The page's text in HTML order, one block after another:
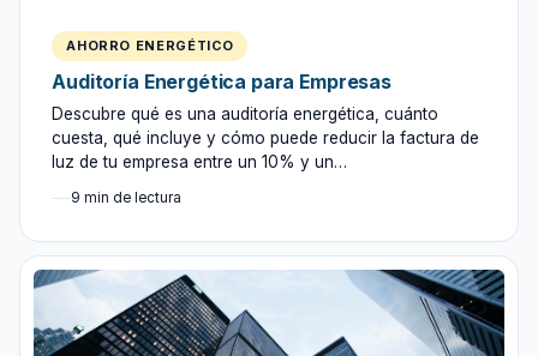
AHORRO ENERGÉTICO
Auditoría Energética para Empresas
Descubre qué es una auditoría energética, cuánto
cuesta, qué incluye y cómo puede reducir la factura de
luz de tu empresa entre un 10% y un…
9 min de lectura